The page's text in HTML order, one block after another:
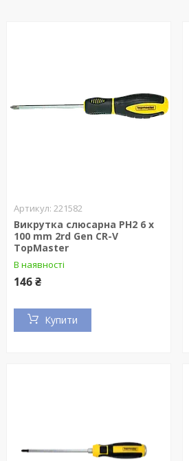
221582
Викрутка слюсарна PH2 6 x
100 mm 2rd Gen CR-V
TopMaster
В наявності
146 ₴
Купити